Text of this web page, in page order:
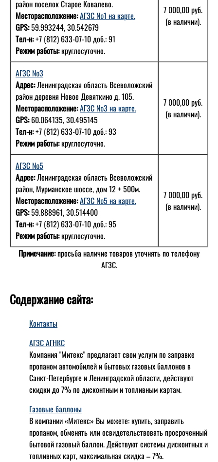
район поселок Старое Ковалево.
Месторасположение:АГЗС №1 на карте.
GPS:59.993244, 30.542679
Тел-н:+7 (812) 633-07-10 доб.: 91
Режим работы:круглосуточно.
7 000,00 руб.
(в наличии).
АГЗС №3
Адрес:Ленинградская область Всеволожский
район деревня Новое Девяткино д. 105.
Месторасположение:АГЗС №3 на карте.
GPS: 60.064135, 30.495145
Тел-н:+7 (812) 633-07-10 доб.: 93
Режим работы:круглосуточно.
7 000,00 руб.
(в наличии).
АГЗС №5
Адрес:Ленинградская область Всеволожский
район, Мурманское шоссе, дом 12 + 500м.
Месторасположение:АГЗС №5 на карте.
GPS:59.888961, 30.514400
Тел-н:+7 (812) 633-07-10 доб.: 95
Режим работы:круглосуточно.
7 000,00 руб.
(в наличии).
Примечание:просьба наличие товаров уточнять по телефону
АГЗС.
Содержание сайта:
Контакты
АГЗС АГНКС
Компания "Митекс" предлагает свои услуги по заправке
пропаном автомобилей и бытовых газовых баллонов в
Санкт-Петербурге и Ленинградской области, действуют
скидки до 7% по дисконтным и топливным картам.
Газовые баллоны
В компании «Митекс» Вы можете: купить, заправить
пропаном, обменять или освидетельствовать просроченный
бытовой газовый баллон. Действуют системы дисконтных и
топливных карт, максимальная скидка – 7%.